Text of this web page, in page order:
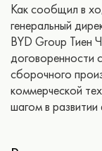
Как сообщил в
генеральный
BYD Group Тиен
договоренности
сборочного
коммерческой
шагом в